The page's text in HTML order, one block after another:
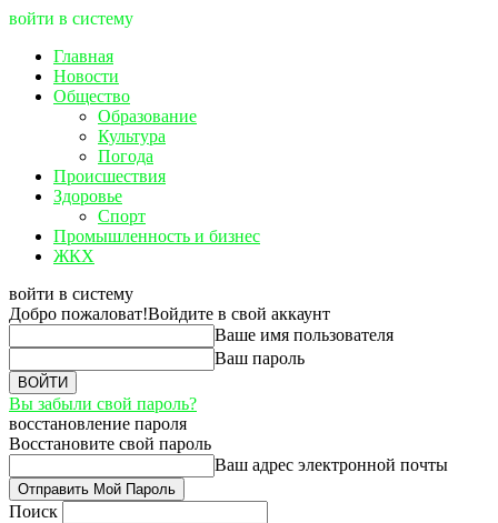
войти в систему
Главная
Новости
Общество
Образование
Культура
Погода
Происшествия
Здоровье
Спорт
Промышленность и бизнес
ЖКХ
войти в систему
Добро пожаловат!Войдите в свой аккаунт
Ваше имя пользователя
Ваш пароль
Вы забыли свой пароль?
восстановление пароля
Восстановите свой пароль
Ваш адрес электронной почты
Поиск